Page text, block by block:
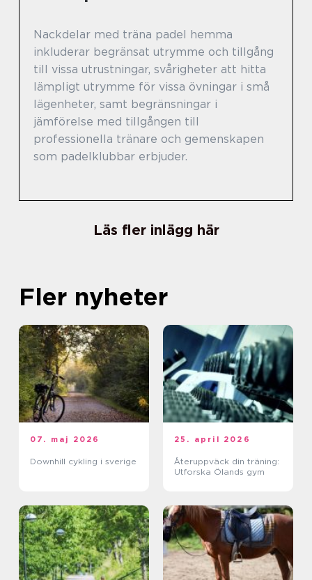
Nackdelar med träna padel hemma
inkluderar begränsat utrymme och tillgång
till vissa utrustningar, svårigheter att hitta
lämpligt utrymme för vissa övningar i små
lägenheter, samt begränsningar i
jämförelse med tillgången till
professionella tränare och gemenskapen
som padelklubbar erbjuder.
Läs fler inlägg här
Fler nyheter
07. maj 2026
Downhill cykling i sverige
25. april 2026
Återuppväck din träning:
Utforska Ölands gym